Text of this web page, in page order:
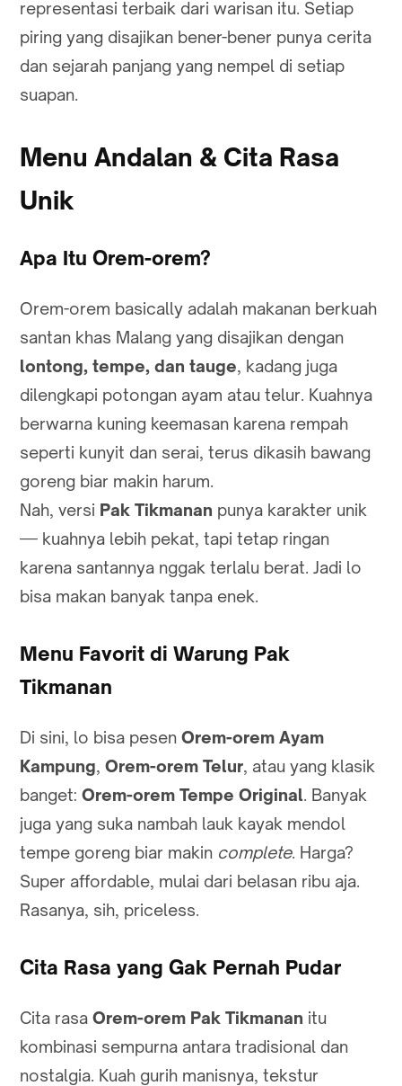
representasi terbaik dari warisan itu. Setiap
piring yang disajikan bener-bener punya cerita
dan sejarah panjang yang nempel di setiap
suapan.
Menu Andalan & Cita Rasa
Unik
Apa Itu Orem-orem?
Orem-orem basically adalah makanan berkuah
santan khas Malang yang disajikan dengan
lontong, tempe, dan tauge, kadang juga
dilengkapi potongan ayam atau telur. Kuahnya
berwarna kuning keemasan karena rempah
seperti kunyit dan serai, terus dikasih bawang
goreng biar makin harum.
Nah, versi Pak Tikmanan punya karakter unik
— kuahnya lebih pekat, tapi tetap ringan
karena santannya nggak terlalu berat. Jadi lo
bisa makan banyak tanpa enek.
Menu Favorit di Warung Pak
Tikmanan
Di sini, lo bisa pesen Orem-orem Ayam
Kampung, Orem-orem Telur, atau yang klasik
banget: Orem-orem Tempe Original. Banyak
juga yang suka nambah lauk kayak mendol
tempe goreng biar makin complete. Harga?
Super affordable, mulai dari belasan ribu aja.
Rasanya, sih, priceless.
Cita Rasa yang Gak Pernah Pudar
Cita rasa Orem-orem Pak Tikmanan itu
kombinasi sempurna antara tradisional dan
nostalgia. Kuah gurih manisnya, tekstur